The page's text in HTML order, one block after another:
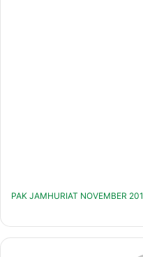
PAK JAMHURIAT NOVEMBER